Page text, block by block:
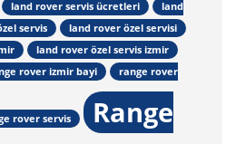
land rover servis ücretleri
land
servis
land rover özel servisi
land rover özel servis izmir
rover izmir bayi range rover
rover servis
Range